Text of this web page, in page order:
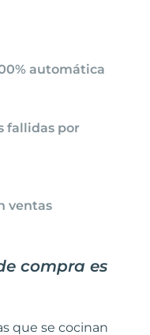
automática
fallidas por
ventas
compra es
que se cocinan